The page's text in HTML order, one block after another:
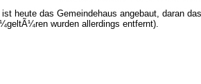
heute das Gemeindehaus angebaut, daran
wurden allerdings entfernt).